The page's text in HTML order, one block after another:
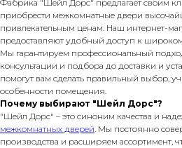
Фабрика "Шейл Дорс" предлагает своим
приобрести межкомнатные двери
привлекательным ценам. Наш интернет-
предоставляют удобный доступ к
Мы гарантируем профессиональный подход
консультации и подбора до доставки и
помогут вам сделать правильный выбор,
особенности помещения.
Почему выбирают "Шейл Дорс"?
"Шейл Дорс" – это синоним качества и
межкомнатных дверей. Мы постоянно
производства и расширяем ассортимент,